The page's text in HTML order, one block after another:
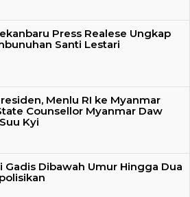
Press Realese Ungkap
Santi Lestari
Menlu RI ke Myanmar
Counsellor Myanmar Daw
Kyi
Gadis Dibawah Umur Hingga Dua